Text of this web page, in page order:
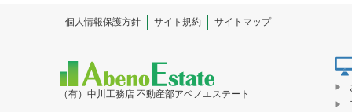
ビ
個人情報保護方針 サイト規約 サイトマップ
（有）中川工務店 不動産部アベノエステート